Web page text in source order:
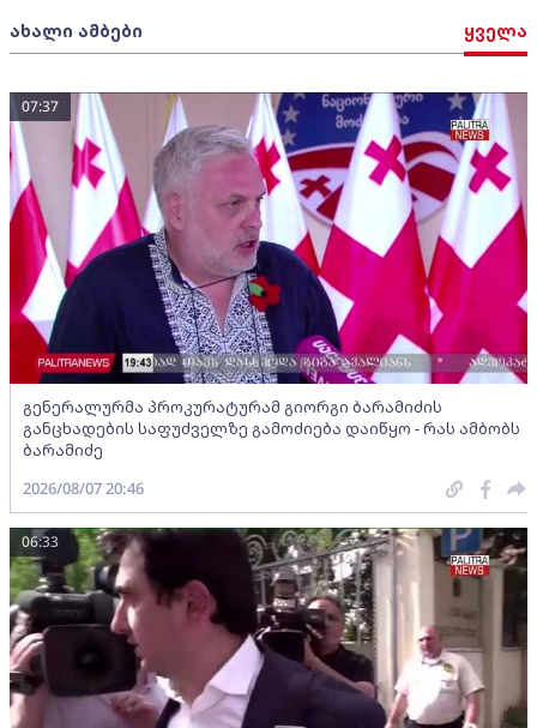
ახალი ამბები ყველა
გენერალურმა პროკურატურამ გიორგი ბარამიძის
განცხადების საფუძველზე გამოძიება დაიწყო - რას ამბობს
ბარამიძე
07:37
2026/08/07 20:46
06:33